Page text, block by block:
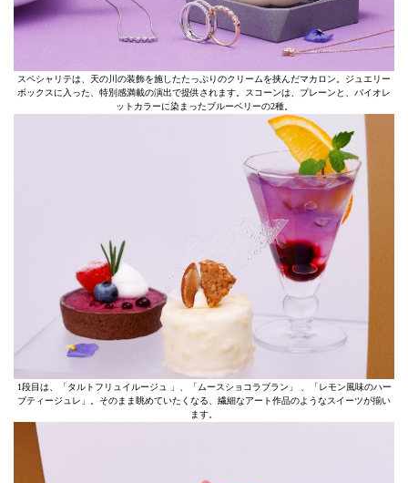
スペシャリテは、天の川の装飾を施したたっぷりのクリームを挟んだマカロン。ジュエリー
ボックスに入った、特別感満載の演出で提供されます。スコーンは、プレーンと、バイオレ
ットカラーに染まったブルーベリーの2種。
1段目は、「タルトフリュイルージュ 」、「ムースショコラブラン」 、「レモン風味のハー
ブティージュレ」。そのまま眺めていたくなる、繊細なアート作品のようなスイーツが揃い
ます。